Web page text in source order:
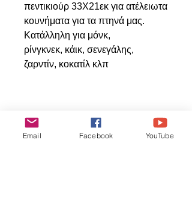
πεντικιούρ 33Χ21εκ για ατέλειωτα
κουνήματα για τα πτηνά μας.
Κατάλληλη για μόνκ,
ρίνγκνεκ, κάικ, σενεγάλης,
ζαρντίν, κοκατίλ κλπ
Relaterede
produkter
Email Facebook YouTube